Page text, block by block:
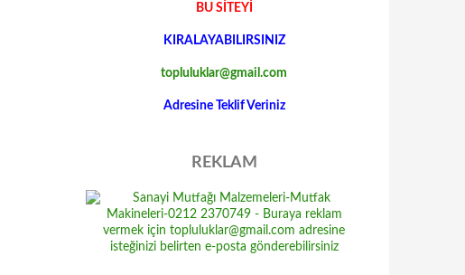
BU SİTEYİ
KIRALAYABILIRSINIZ
topluluklar@gmail.com
Adresine Teklif Veriniz
REKLAM